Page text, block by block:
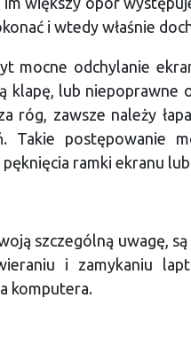
i wtedy właśnie
mocne odchylanie
klapę, lub niepoprawne
róg, zawsze należy
Takie postępowanie
ramki ekranu
szczególną uwagę,
i zamykaniu
komputera.